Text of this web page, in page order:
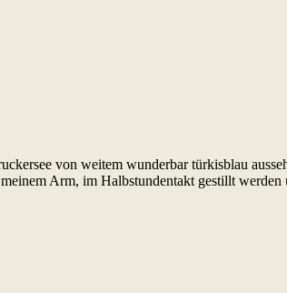
von weitem wunderbar türkisblau
Arm, im Halbstundentakt gestillt werden